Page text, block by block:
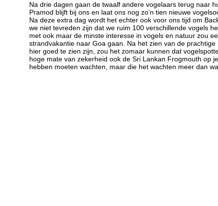
Na drie dagen gaan de twaalf andere vogelaars terug naar
Pramod blijft bij ons en laat ons nog zo’n tien nieuwe
Na deze extra dag wordt het echter ook voor ons tijd om
we niet tevreden zijn dat we ruim 100 verschillende vogels
met ook maar de minste interesse in vogels en natuur zou
strandvakantie naar Goa gaan. Na het zien van de
hier goed te zien zijn, zou het zomaar kunnen dat
hoge mate van zekerheid ook de Sri Lankan Frogmouth op
hebben moeten wachten, maar die het wachten meer dan